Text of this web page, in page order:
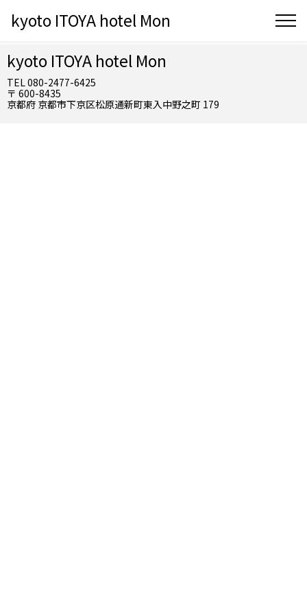
kyoto ITOYA hotel Mon
kyoto ITOYA hotel Mon
TEL 080-2477-6425
〒 600-8435
京都府 京都市下京区松原通新町東入中野之町 179